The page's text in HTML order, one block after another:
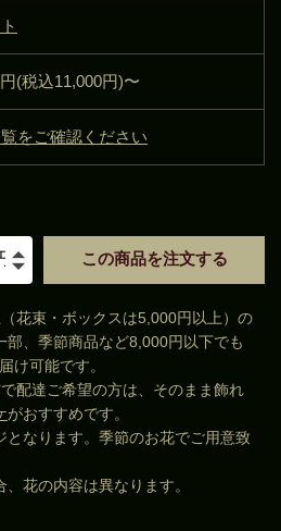
(税込11,000円)〜
をご確認ください
この商品を注文する
花束・ボックスは5,000円以上）の
部、季節商品など8,000円以下でも
け可能です。
配達ご希望の方は、そのまま飾れ
がおすすめです。
となります。季節のお花でご用意致
花の内容は異なります。